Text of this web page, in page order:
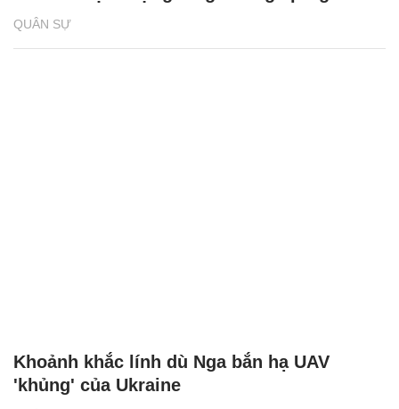
QUÂN SỰ
Khoảnh khắc lính dù Nga bắn hạ UAV
'khủng' của Ukraine